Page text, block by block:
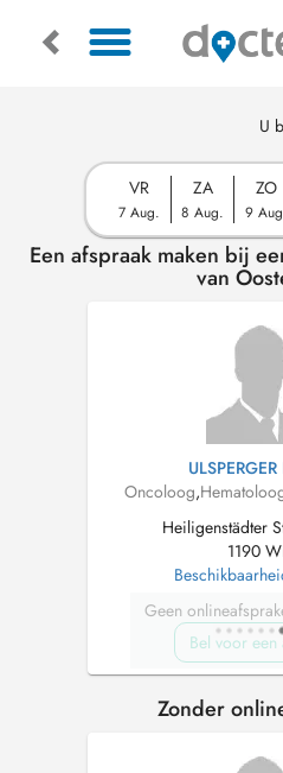
U
VR
7 Aug.
ZA
8 Aug.
ZO
9
Een afspraak maken bij
van
Oncoloog,
Heiligenstädter
1190
Geen
Bel voor een
Zonder